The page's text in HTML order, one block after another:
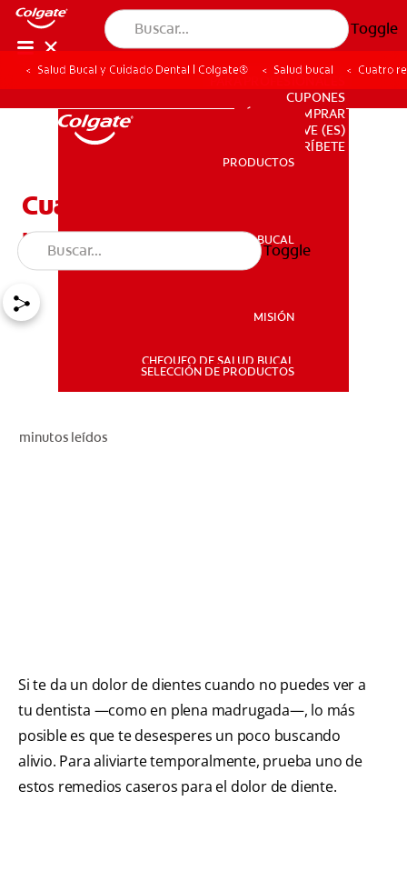
Toggle
PRODUCTOS
SALUD BUCAL
SUSCRÍBETE
PARA PROFESIONALES
CUPONES
DÓNDE COMPRAR
VE (ES)
SUSCRÍBETE
PRODUCTOS
SALUD BUCAL
MISIÓN
CHEQUEO DE SALUD BUCAL
SELECCIÓN DE PRODUCTOS
Toggle
Salud Bucal y Cuidado Dental | Colgate® Salud bucal Cuatro
Cuatro remedios caseros
para el dolor de dientes
minutos leídos
Si te da un dolor de dientes cuando no puedes ver a
tu dentista —como en plena madrugada—, lo más
posible es que te desesperes un poco buscando
alivio. Para aliviarte temporalmente, prueba uno de
estos remedios caseros para el dolor de diente.